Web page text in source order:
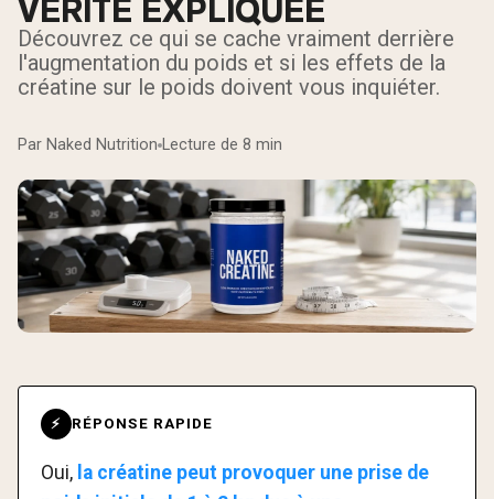
VÉRITÉ EXPLIQUÉE
Découvrez ce qui se cache vraiment derrière
l'augmentation du poids et si les effets de la
créatine sur le poids doivent vous inquiéter.
Par Naked Nutrition Lecture de 8 min
⚡ RÉPONSE RAPIDE
Oui, la créatine peut provoquer une prise de